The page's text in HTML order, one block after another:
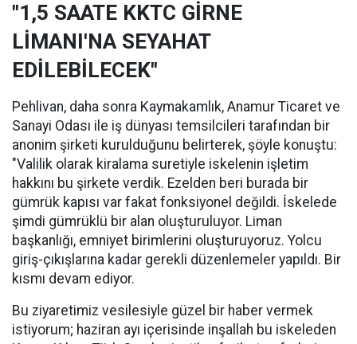
"1,5 SAATE KKTC GİRNE
LİMANI'NA SEYAHAT
EDİLEBİLECEK"
Pehlivan, daha sonra Kaymakamlık, Anamur Ticaret ve
Sanayi Odası ile iş dünyası temsilcileri tarafından bir
anonim şirketi kurulduğunu belirterek, şöyle konuştu:
"Valilik olarak kiralama suretiyle iskelenin işletim
hakkını bu şirkete verdik. Ezelden beri burada bir
gümrük kapısı var fakat fonksiyonel değildi. İskelede
şimdi gümrüklü bir alan oluşturuluyor. Liman
başkanlığı, emniyet birimlerini oluşturuyoruz. Yolcu
giriş-çıkışlarına kadar gerekli düzenlemeler yapıldı. Bir
kısmı devam ediyor.
Bu ziyaretimiz vesilesiyle güzel bir haber vermek
istiyorum; haziran ayı içerisinde inşallah bu iskeleden